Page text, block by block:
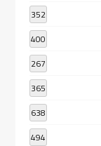
352
400
267
365
638
494